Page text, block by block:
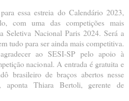
essa estreia do Calendário 2023,
com uma das competições mais
Seletiva Nacional Paris 2024. Será a
tudo para ser ainda mais competitiva.
ao SESI-SP pelo apoio à
nacional. A entrada é gratuita e
brasileiro de braços abertos nesse
aponta Thiara Bertoli, gerente de